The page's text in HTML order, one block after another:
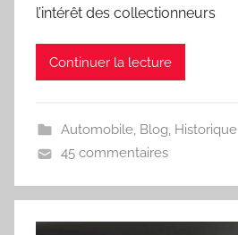
l’intérêt des collectionneurs
Continuer la lecture
Automobile, Blog, Historique
45 commentaires